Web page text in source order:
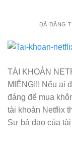
ĐÃ ĐĂNG
TÀI KHOẢN
MIẾNG!!! Nếu ai
đáng để mua
tài khoản Netflix
Sự bá đạo của